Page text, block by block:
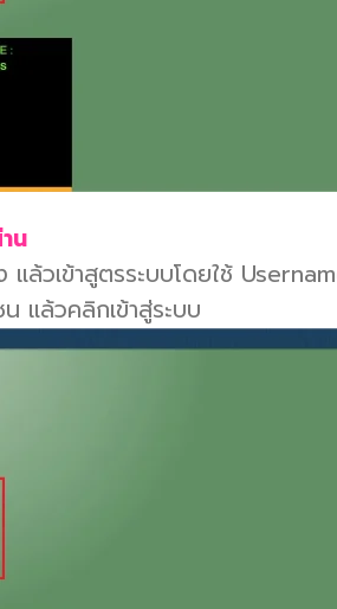
น
ล้วเข้าสูตรระบบโดยใช้
แล้วคลิกเข้าสู่ระบบ